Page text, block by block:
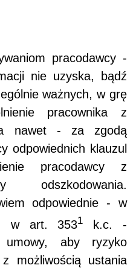
pracodawcy -
nie uzyska, bądź
ważnych, w grę
pracownika z
a nawet - za zgodą
odpowiednich klauzul
pracodawcy z
odszkodowania.
odpowiednie - w
w art. 3531 k.c. -
umowy, aby ryzyko
możliwością ustania